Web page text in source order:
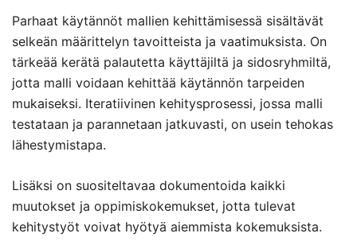
Parhaat käytännöt mallien kehittämisessä sisältävät
selkeän määrittelyn tavoitteista ja vaatimuksista. On
tärkeää kerätä palautetta käyttäjiltä ja sidosryhmiltä,
jotta malli voidaan kehittää käytännön tarpeiden
mukaiseksi. Iteratiivinen kehitysprosessi, jossa malli
testataan ja parannetaan jatkuvasti, on usein tehokas
lähestymistapa.
Lisäksi on suositeltavaa dokumentoida kaikki
muutokset ja oppimiskokemukset, jotta tulevat
kehitystyöt voivat hyötyä aiemmista kokemuksista.